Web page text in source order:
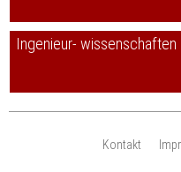
Ingenieur- wissenschaften
Kontakt